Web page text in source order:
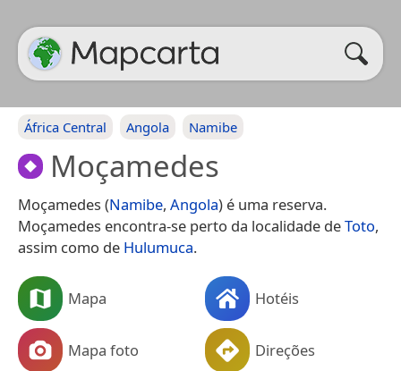
África Central Angola Namibe
Moçamedes
Moçamedes (Namibe, Angola) é uma reserva.
Moçamedes encontra-se perto da localidade deToto,
assim como de Hulumuca.
Mapa Hotéis
Mapa foto Direções